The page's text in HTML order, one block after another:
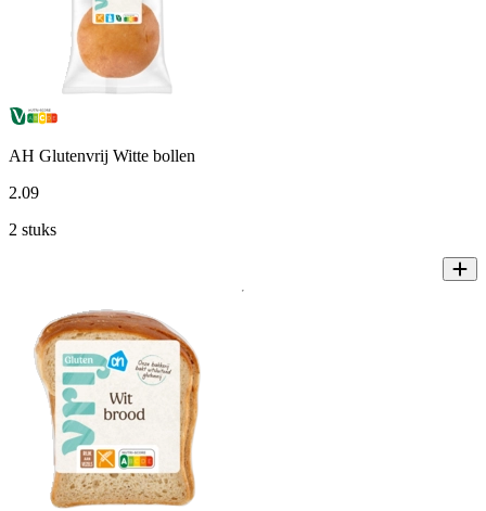
AH Glutenvrij Witte bollen
2.09
2 stuks